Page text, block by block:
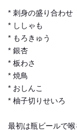
* 刺身の盛り合わせ
* ししゃも
* もろきゅう
* 銀杏
* 板わさ
* 焼鳥
* おしんこ
* 柚子切りせいろ
最初は瓶ビールで